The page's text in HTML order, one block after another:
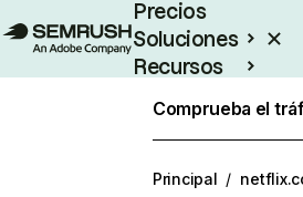
Precios
Soluciones
Recursos
Comprueba el
Principal /